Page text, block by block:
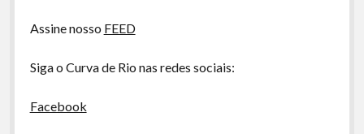
Assine nosso FEED
Siga o Curva de Rio nas redes sociais:
Facebook